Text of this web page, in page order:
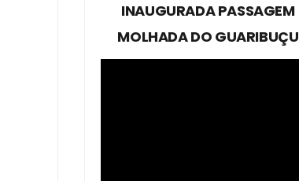
INAUGURADA PASSAGEM
MOLHADA DO GUARIBUÇU